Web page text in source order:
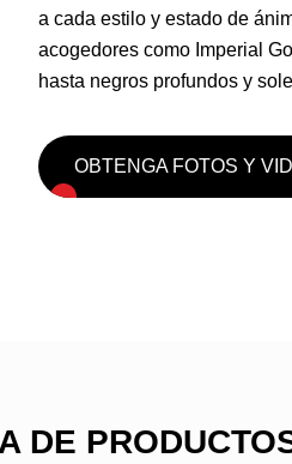
a cada estilo y estado de
acogedores como Imperial
hasta negros profundos y
OBTENGA FOTOS Y
DE